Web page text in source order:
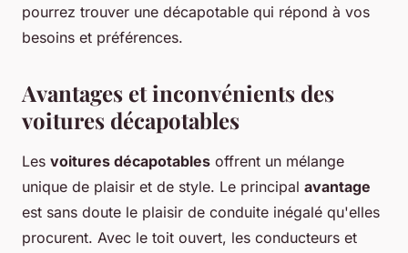
pourrez trouver une décapotable qui répond à vos
besoins et préférences.
Avantages et inconvénients des
voitures décapotables
Les voitures décapotables offrent un mélange
unique de plaisir et de style. Le principal avantage
est sans doute le plaisir de conduite inégalé qu'elles
procurent. Avec le toit ouvert, les conducteurs et